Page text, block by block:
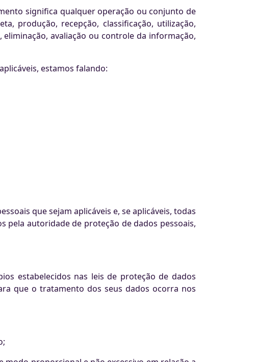
significa qualquer operação ou conjunto de
produção, recepção, classificação, utilização,
avaliação ou controle da informação,
estamos falando:
que sejam aplicáveis e, se aplicáveis, todas
pela autoridade de proteção de dados pessoais,
estabelecidos nas leis de proteção de dados
que o tratamento dos seus dados ocorra nos